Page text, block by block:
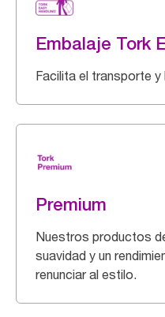
Embalaje Tork
Facilita el transporte y
Premium
Nuestros productos
suavidad y un
renunciar al estilo.